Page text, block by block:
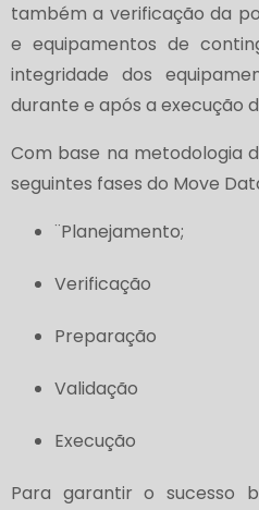
também a verificação da
e equipamentos de
integridade dos
durante e após a execução
Com base na metodologia
seguintes fases do Move
¨Planejamento;
Verificação
Preparação
Validação
Execução
Para garantir o sucesso